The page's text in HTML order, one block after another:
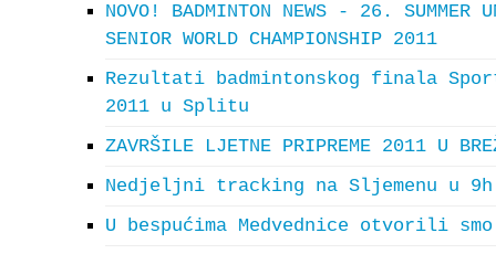
NOVO! BADMINTON NEWS - 26.
SENIOR WORLD CHAMPIONSHIP 2011
Rezultati badmintonskog finala
2011 u Splitu
ZAVRŠILE LJETNE PRIPREME 2011 U
Nedjeljni tracking na Sljemenu u 9h
U bespućima Medvednice otvorili smo